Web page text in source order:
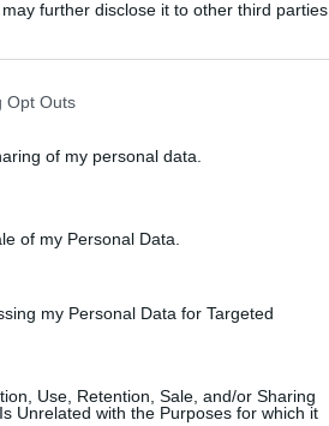
further disclose it to other third parties.
Opt Outs
of my personal data.
of my Personal Data.
my Personal Data for Targeted
Use, Retention, Sale, and/or Sharing
Unrelated with the Purposes for which it